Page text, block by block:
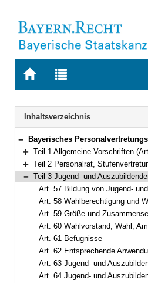
Zur
BAYERN.RECHT
Zur
letzten
Suche
Navigation
Inhaltsverzeichnis
Bereich reduzieren
Bayerisches Personalvertretungsgesetz (BayPVG) in der Fassung der
Bereich erweitern
Teil 1 Allgemeine Vorschriften
Bereich erweitern
Teil 2 Personalrat, Stufenvertretung,
Bereich reduzieren
Teil 3 Jugend- und
Art. 57 Bildung von Jugend- und
Art. 58 Wahlberechtigung und
Art. 59 Größe und
Art. 60 Wahlvorstand; Wahl;
Art. 61 Befugnisse
Art. 62 Entsprechende
Art. 63 Jugend- und
Art. 64 Jugend- und